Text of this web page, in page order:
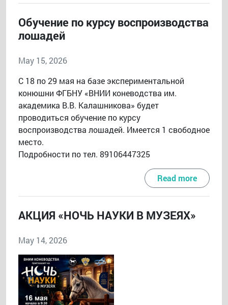
Обучение по курсу воспроизводства
лошадей
May 15, 2026
С 18 по 29 мая на базе экспериментальной
конюшни ФГБНУ «ВНИИ коневодства им.
академика В.В. Калашникова» будет
проводиться обучение по курсу
воспроизводства лошадей. Имеется 1 свободное
место.
Подробности по тел. 89106447325
Read more
АКЦИЯ «НОЧЬ НАУКИ В МУЗЕЯХ»
May 14, 2026